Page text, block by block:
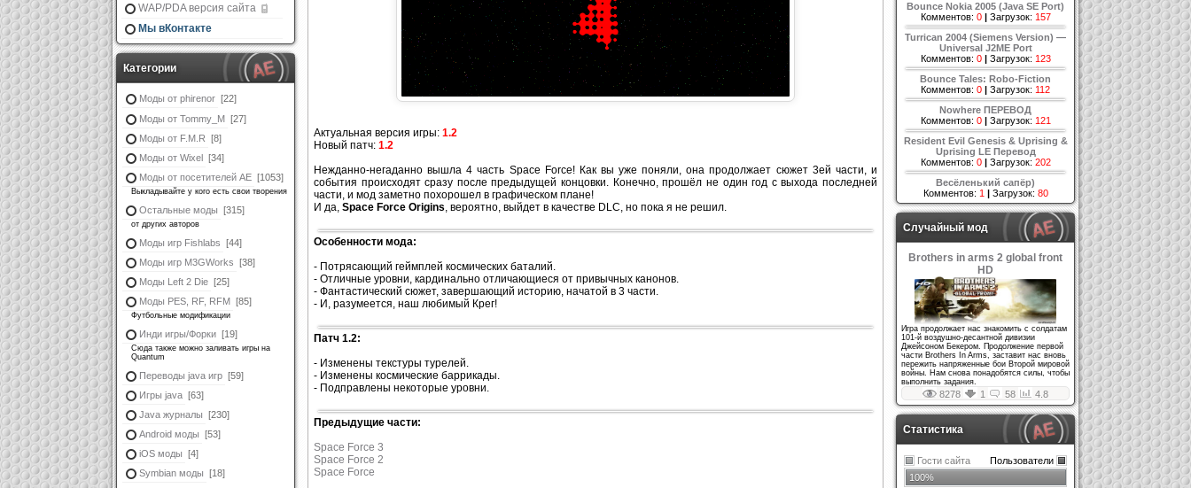
WAP/PDA версия сайта
Мы вКонтакте
Категории
Моды от phirenor [22]
Моды от Tommy_M [27]
Моды от F.M.R [8]
Моды от Wixel [34]
Моды от посетителей АЕ [1053]
Выкладывайте у кого есть свои творения
Остальные моды [315]
от других авторов
Моды игр Fishlabs [44]
Моды игр M3GWorks [38]
Моды Left 2 Die [25]
Моды PES, RF, RFM [85]
Футбольные модификации
Инди игры/Форки [19]
Сюда также можно заливать игры на
Quantum
Переводы java игр [59]
Игры java [63]
Java журналы [230]
Android моды [53]
iOS моды [4]
Symbian моды [18]
Актуальная версия игры: 1.2
Новый патч: 1.2
Нежданно-негаданно вышла 4 часть Space Force! Как вы уже поняли, она продолжает сюжет 3ей части, и
события происходят сразу после предыдущей концовки. Конечно, прошёл не один год с выхода последней
части, и мод заметно похорошел в графическом плане!
И да, Space Force Origins, вероятно, выйдет в качестве DLC, но пока я не решил.
Особенности мода:
- Потрясающий геймплей космических баталий.
- Отличные уровни, кардинально отличающиеся от привычных канонов.
- Фантастический сюжет, завершающий историю, начатой в 3 части.
- И, разумеется, наш любимый Крег!
Патч 1.2:
- Изменены текстуры турелей.
- Изменены космические баррикады.
- Подправлены некоторые уровни.
Предыдущие части:
Space Force 3
Space Force 2
Space Force
Bounce Nokia 2005 (Java SE Port)
Комментов: 0| Загрузок: 157
Turrican 2004 (Siemens Version) —
Universal J2ME Port
Комментов: 0| Загрузок: 123
Bounce Tales: Robo-Fiction
Комментов: 0 | Загрузок: 112
Nowhere ПЕРЕВОД
Комментов: 0| Загрузок: 121
Resident Evil Genesis & Uprising &
Uprising LE Перевод
Комментов: 0| Загрузок: 202
Весёленький сапёр)
Комментов: 1 | Загрузок: 80
Случайный мод
Brothers in arms 2 global front
HD
Игра продолжает нас знакомить с солдатам
101-й воздушно-десантной дивизии
Джейсоном Бекером. Продолжение первой
части Brothers In Arms, заставит нас вновь
пережить напряженные бои Второй мировой
войны. Нам снова понадобятся силы, чтобы
выполнить задания.
8278 1 58 4.8
Статистика
Пользователи
Гости сайта
100%